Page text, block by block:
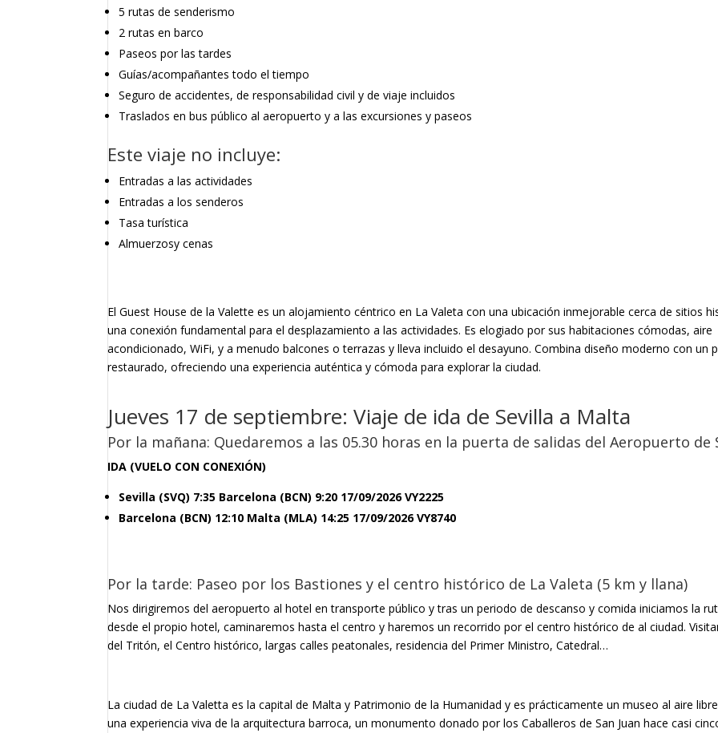
5 rutas de senderismo
2 rutas en barco
Paseos por las tardes
Guías/acompañantes todo el tiempo
Seguro de accidentes, de responsabilidad civil y de viaje incluidos
Traslados en bus público al aeropuerto y a las excursiones y paseos
Este viaje no incluye:
Entradas a las actividades
Entradas a los senderos
Tasa turística
Almuerzosy cenas
El Guest House de la Valette es un alojamiento céntrico en La Valeta con una ubicación inmejorable cerca de sitios
una conexión fundamental para el desplazamiento a las actividades. Es elogiado por sus habitaciones cómodas, aire
acondicionado, WiFi, y a menudo balcones o terrazas y lleva incluido el desayuno. Combina diseño moderno con un
restaurado, ofreciendo una experiencia auténtica y cómoda para explorar la ciudad.
Jueves 17 de septiembre: Viaje de ida de Sevilla a Malta
Por la mañana: Quedaremos a las 05.30 horas en la puerta de salidas del Aeropuerto de
IDA (VUELO CON CONEXIÓN)
Sevilla (SVQ) 7:35 Barcelona (BCN) 9:20 17/09/2026 VY2225
Barcelona (BCN) 12:10 Malta (MLA) 14:25 17/09/2026 VY8740
Por la tarde: Paseo por los Bastiones y el centro histórico de La Valeta (5 km y llana)
Nos dirigiremos del aeropuerto al hotel en transporte público y tras un periodo de descanso y comida iniciamos la
desde el propio hotel, caminaremos hasta el centro y haremos un recorrido por el centro histórico de al ciudad.
del Tritón, el Centro histórico, largas calles peatonales, residencia del Primer Ministro, Catedral…
La ciudad de La Valetta es la capital de Malta y Patrimonio de la Humanidad y es prácticamente un museo al aire
una experiencia viva de la arquitectura barroca, un monumento donado por los Caballeros de San Juan hace casi